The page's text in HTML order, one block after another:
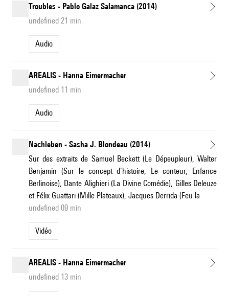
Troubles - Pablo Galaz Salamanca (2014)
undefined 21 min
Audio
AREALIS - Hanna Eimermacher
undefined 11 min
Audio
Nachleben - Sasha J. Blondeau (2014)
Sur des extraits de Samuel Beckett (Le Dépeupleur), Walter
Benjamin (Sur le concept d’histoire, Le conteur, Enfance
Berlinoise), Dante Alighieri (La Divine Comédie), Gilles Deleuze
et Félix Guattari (Mille Plateaux), Jacques Derrida (Feu la
undefined 09 min
Vidéo
AREALIS - Hanna Eimermacher
undefined 13 min